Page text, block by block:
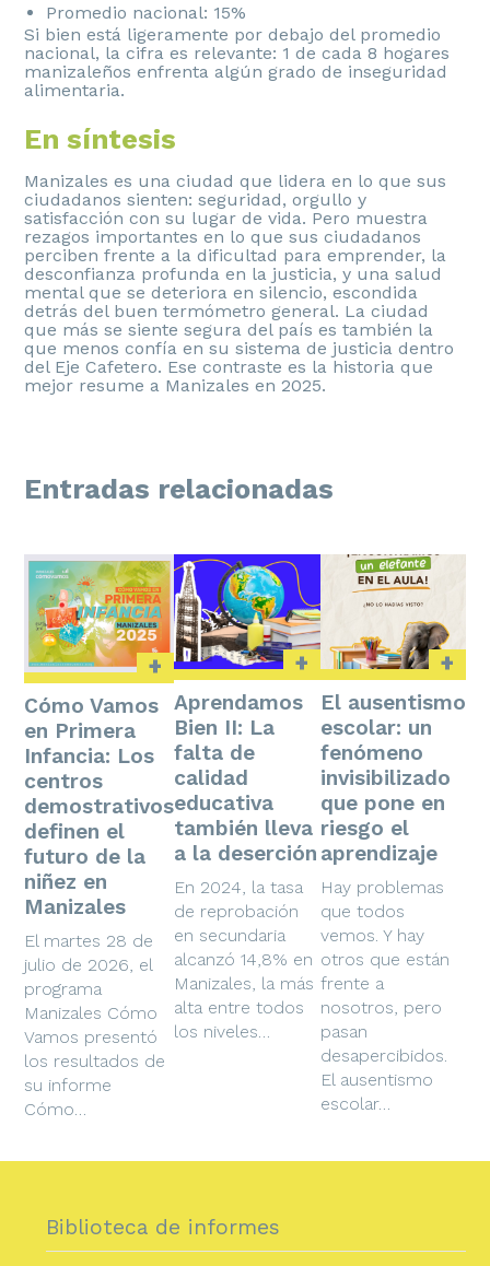
Promedio nacional: 15%
Si bien está ligeramente por debajo del promedio
nacional, la cifra es relevante: 1 de cada 8 hogares
manizaleños enfrenta algún grado de inseguridad
alimentaria.
En síntesis
Manizales es una ciudad que lidera en lo que sus
ciudadanos sienten: seguridad, orgullo y
satisfacción con su lugar de vida. Pero muestra
rezagos importantes en lo que sus ciudadanos
perciben frente a la dificultad para emprender, la
desconfianza profunda en la justicia, y una salud
mental que se deteriora en silencio, escondida
detrás del buen termómetro general. La ciudad
que más se siente segura del país es también la
que menos confía en su sistema de justicia dentro
del Eje Cafetero. Ese contraste es la historia que
mejor resume a Manizales en 2025.
Entradas relacionadas
+
Cómo Vamos
en Primera
Infancia: Los
centros
demostrativos
definen el
futuro de la
niñez en
Manizales
El martes 28 de
julio de 2026, el
programa
Manizales Cómo
Vamos presentó
los resultados de
su informe
Cómo…
+
Aprendamos
Bien II: La
falta de
calidad
educativa
también lleva
a la deserción
En 2024, la tasa
de reprobación
en secundaria
alcanzó 14,8% en
Manizales, la más
alta entre todos
los niveles…
+
El ausentismo
escolar: un
fenómeno
invisibilizado
que pone en
riesgo el
aprendizaje
Hay problemas
que todos
vemos. Y hay
otros que están
frente a
nosotros, pero
pasan
desapercibidos.
El ausentismo
escolar…
Biblioteca de informes